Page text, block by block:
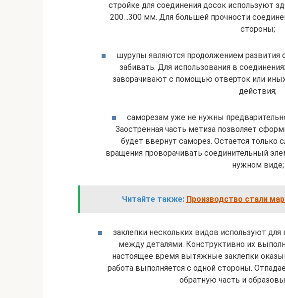
стройке для соединения досок используют
200…300 мм. Для большей прочности
стороны;
шурупы являются продолжением развития
забивать. Для использования в
заворачивают с помощью отверток или
действия;
саморезам уже не нужны
Заостренная часть метиза позволяет
будет ввернут саморез. Остается только
вращения проворачивать соединительный
нужном виде;
Читайте также: Производство стали
заклепки нескольких видов используют
между деталями. Конструктивно их
настоящее время вытяжные заклепки
работа выполняется с одной стороны.
обратную часть и